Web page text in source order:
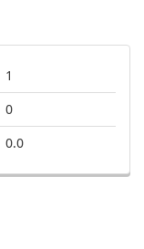
1
0
0.0